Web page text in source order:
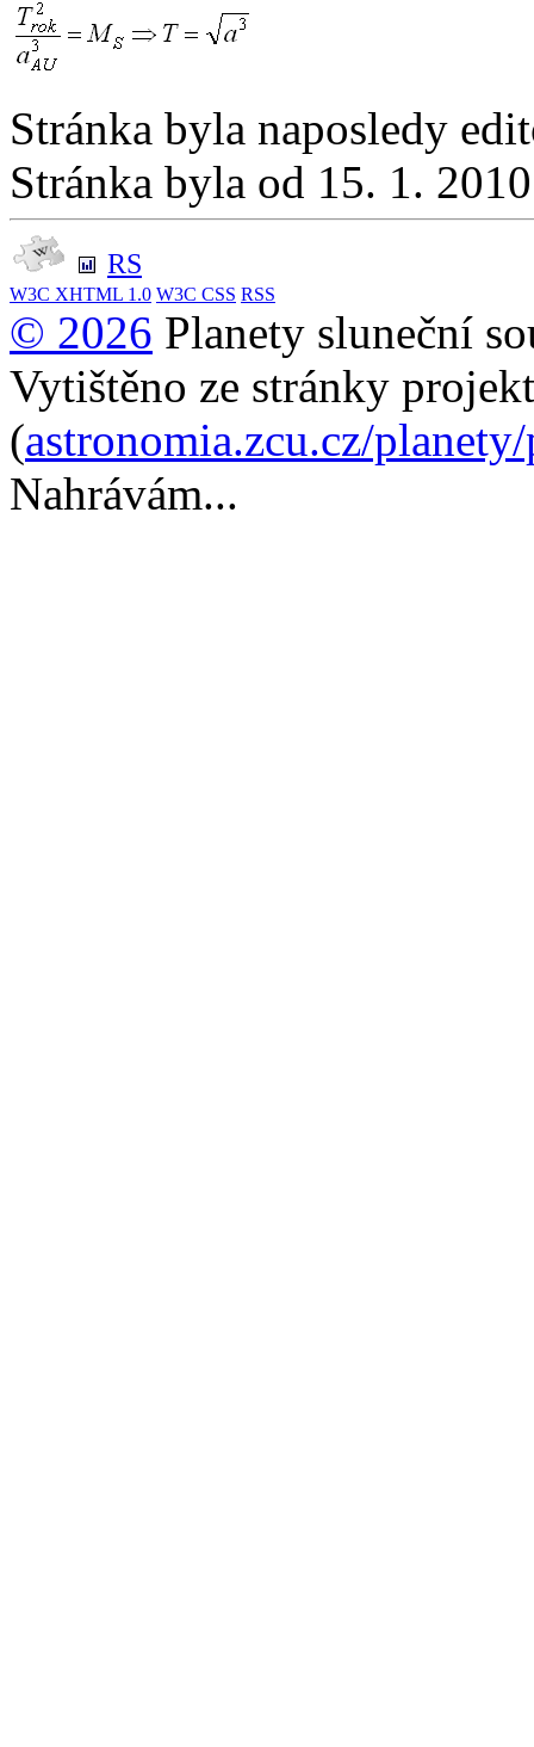
Stránka byla naposledy
Stránka byla od 15. 1.
RS
W3C XHTML 1.0 W3C CSS RSS
© 2026 Planety sluneční
Vytištěno ze stránky
(astronomia.zcu.cz/
Nahrávám...